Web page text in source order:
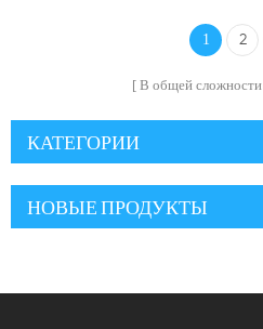
1 2
В общей сложности
КАТЕГОРИИ
НОВЫЕ ПРОДУКТЫ